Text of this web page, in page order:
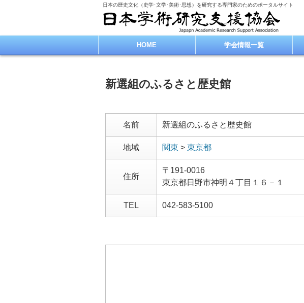
日本の歴史文化（史学･文学･美術･思想）を研究する専門家のためのポータルサイト
HOME 学会情報一覧
新選組のふるさと歴史館
名前 新選組のふるさと歴史館
地域 関東 > 東京都
住所
〒191-0016
東京都日野市神明４丁目１６－１
TEL 042-583-5100